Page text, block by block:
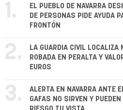
1.
EL PUEBLO DE NAVARRA
DE PERSONAS PIDE AYUDA
FRONTÓN
2.
LA GUARDIA CIVIL LOCALIZA
ROBADA EN PERALTA Y
EUROS
3.
ALERTA EN NAVARRA ANTE
GAFAS NO SIRVEN Y